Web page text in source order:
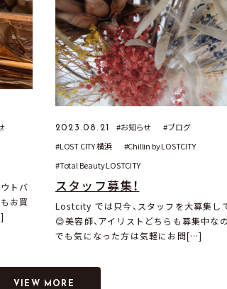
トバ
お買
2023.08.21 お知らせ
ブログ
LOST CITY 横浜
Chillin by LOSTCITY
Total Beauty LOSTCITY
スタッフ募集！
Lostcity では只今、スタッフを大募集し
😊美容師、アイリストどちらも募集中な
でも気になった方は気軽にお問[…]
VIEW MORE